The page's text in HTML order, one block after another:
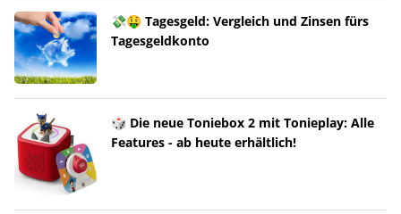
💸🤑 Tagesgeld: Vergleich und Zinsen fürs
Tagesgeldkonto
🎲 Die neue Toniebox 2 mit Tonieplay: Alle
Features - ab heute erhältlich!